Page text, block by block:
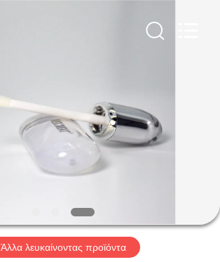
Άλλα λευκαίνοντας προϊόντα